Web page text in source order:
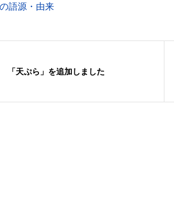
語源・由来
「天ぷら」を追加しました